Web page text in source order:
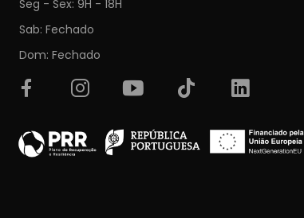
Seg - Sex: 9H - 18H
Sab: Fechado
Dom: Fechado